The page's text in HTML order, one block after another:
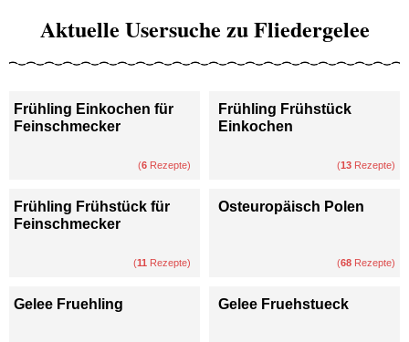
Aktuelle Usersuche zu Fliedergelee
Frühling Einkochen für
Feinschmecker
(6 Rezepte)
Frühling Frühstück
Einkochen
(13 Rezepte)
Frühling Frühstück für
Feinschmecker
(11 Rezepte)
Osteuropäisch Polen
(68 Rezepte)
Gelee Fruehling Gelee Fruehstueck